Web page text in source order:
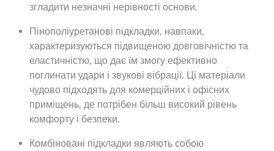
згладити незначні нерівності основи.
Пінополіуретанові підкладки, навпаки,
характеризуються підвищеною довговічністю та
еластичністю, що дає їм змогу ефективно
поглинати удари і звукові вібрації. Ці матеріали
чудово підходять для комерційних і офісних
приміщень, де потрібен більш високий рівень
комфорту і безпеки.
Комбіновані підкладки являють собою